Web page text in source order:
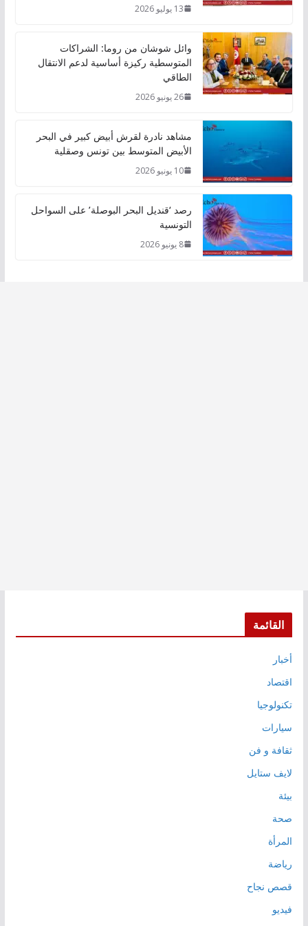
13 يوليو 2026
وائل شوشان من روما: الشراكات
المتوسطية ركيزة أساسية لدعم الانتقال
الطاقي
26 يونيو 2026
مشاهد نادرة لقرش أبيض كبير في البحر
الأبيض المتوسط بين تونس وصقلية
10 يونيو 2026
رصد ‘قنديل البحر البوصلة’ على السواحل
التونسية
8 يونيو 2026
القائمة
أخبار
اقتصاد
تكنولوجيا
سيارات
ثقافة و فن
لايف ستايل
بيئة
صحة
المرأة
رياضة
قصص نجاح
فيديو